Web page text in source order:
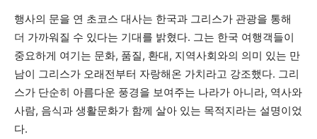
행사의 문을 연 초코스 대사는 한국과 그리스가 관광을 통해
더 가까워질 수 있다는 기대를 밝혔다. 그는 한국 여행객들이
중요하게 여기는 문화, 품질, 환대, 지역사회와의 의미 있는 만
남이 그리스가 오래전부터 자랑해온 가치라고 강조했다. 그리
스가 단순히 아름다운 풍경을 보여주는 나라가 아니라, 역사와
사람, 음식과 생활문화가 함께 살아 있는 목적지라는 설명이었
다.